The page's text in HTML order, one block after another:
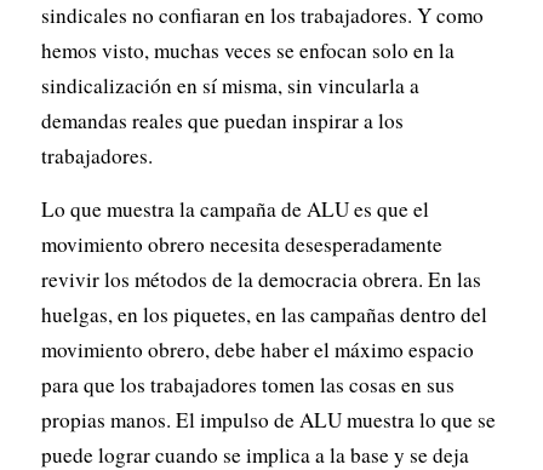
sindicales no confiaran en los trabajadores. Y como
hemos visto, muchas veces se enfocan solo en la
sindicalización en sí misma, sin vincularla a
demandas reales que puedan inspirar a los
trabajadores.
Lo que muestra la campaña de ALU es que el
movimiento obrero necesita desesperadamente
revivir los métodos de la democracia obrera. En las
huelgas, en los piquetes, en las campañas dentro del
movimiento obrero, debe haber el máximo espacio
para que los trabajadores tomen las cosas en sus
propias manos. El impulso de ALU muestra lo que se
puede lograr cuando se implica a la base y se deja